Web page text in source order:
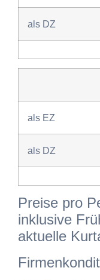
als DZ
als EZ
als DZ
Preise pro
inklusive
aktuelle